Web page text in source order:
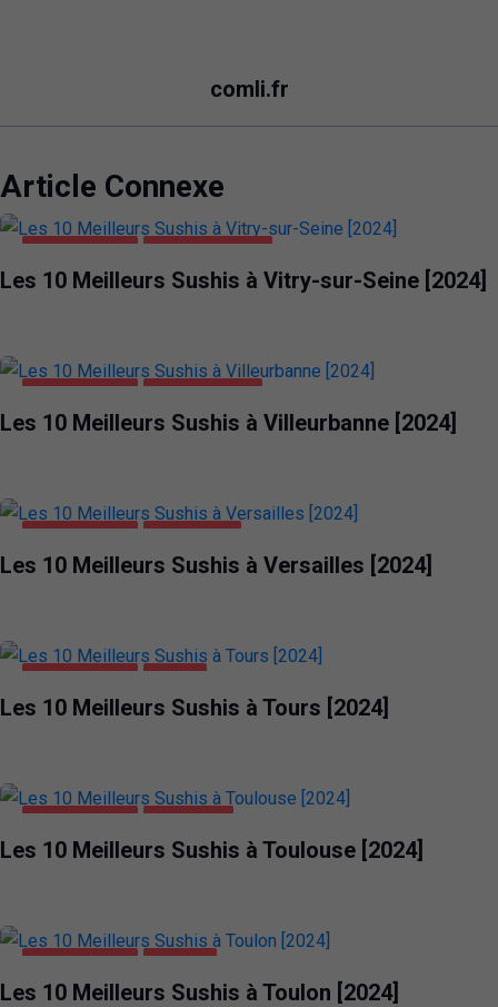
comli.fr
Article Connexe
Les 10 Meilleurs Sushis à Vitry-sur-Seine [2024]
Les 10 Meilleurs Sushis à Villeurbanne [2024]
Les 10 Meilleurs Sushis à Versailles [2024]
Les 10 Meilleurs Sushis à Tours [2024]
Les 10 Meilleurs Sushis à Toulouse [2024]
Les 10 Meilleurs Sushis à Toulon [2024]